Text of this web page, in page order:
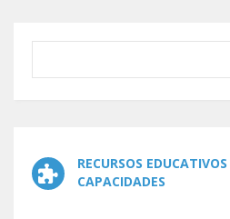
RECURSOS
CAPACIDADES